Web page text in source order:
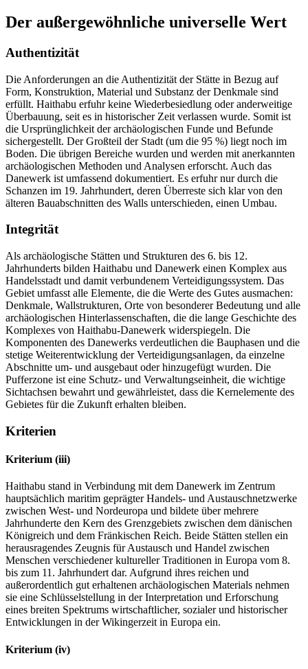
Der außergewöhnliche universelle Wert
Authentizität
Die Anforderungen an die Authentizität der Stätte in Bezug auf
Form, Konstruktion, Material und Substanz der Denkmale sind
erfüllt. Haithabu erfuhr keine Wiederbesiedlung oder anderweitige
Überbauung, seit es in historischer Zeit verlassen wurde. Somit ist
die Ursprünglichkeit der archäologischen Funde und Befunde
sichergestellt. Der Großteil der Stadt (um die 95 %) liegt noch im
Boden. Die übrigen Bereiche wurden und werden mit anerkannten
archäologischen Methoden und Analysen erforscht. Auch das
Danewerk ist umfassend dokumentiert. Es erfuhr nur durch die
Schanzen im 19. Jahrhundert, deren Überreste sich klar von den
älteren Bauabschnitten des Walls unterschieden, einen Umbau.
Integrität
Als archäologische Stätten und Strukturen des 6. bis 12.
Jahrhunderts bilden Haithabu und Danewerk einen Komplex aus
Handelsstadt und damit verbundenem Verteidigungssystem. Das
Gebiet umfasst alle Elemente, die die Werte des Gutes ausmachen:
Denkmale, Wallstrukturen, Orte von besonderer Bedeutung und alle
archäologischen Hinterlassenschaften, die die lange Geschichte des
Komplexes von Haithabu-Danewerk widerspiegeln. Die
Komponenten des Danewerks verdeutlichen die Bauphasen und die
stetige Weiterentwicklung der Verteidigungsanlagen, da einzelne
Abschnitte um- und ausgebaut oder hinzugefügt wurden. Die
Pufferzone ist eine Schutz- und Verwaltungseinheit, die wichtige
Sichtachsen bewahrt und gewährleistet, dass die Kernelemente des
Gebietes für die Zukunft erhalten bleiben.
Kriterien
Kriterium (iii)
Haithabu stand in Verbindung mit dem Danewerk im Zentrum
hauptsächlich maritim geprägter Handels- und Austauschnetzwerke
zwischen West- und Nordeuropa und bildete über mehrere
Jahrhunderte den Kern des Grenzgebiets zwischen dem dänischen
Königreich und dem Fränkischen Reich. Beide Stätten stellen ein
herausragendes Zeugnis für Austausch und Handel zwischen
Menschen verschiedener kultureller Traditionen in Europa vom 8.
bis zum 11. Jahrhundert dar. Aufgrund ihres reichen und
außerordentlich gut erhaltenen archäologischen Materials nehmen
sie eine Schlüsselstellung in der Interpretation und Erforschung
eines breiten Spektrums wirtschaftlicher, sozialer und historischer
Entwicklungen in der Wikingerzeit in Europa ein.
Kriterium (iv)